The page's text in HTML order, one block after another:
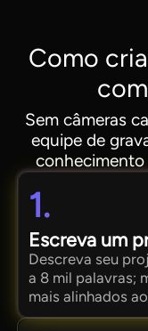
Como
Sem câmeras
equipe de
1.
Escreva um
Descreva seu
a 8 mil palavras;
mais alinhados